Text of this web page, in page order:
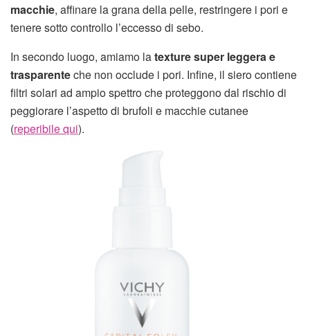
macchie, affinare la grana della pelle, restringere i pori e
tenere sotto controllo l’eccesso di sebo.
In secondo luogo, amiamo latexture super leggera e
trasparenteche non occlude i pori. Infine, il siero contiene
filtri solari ad ampio spettro che proteggono dal rischio di
peggiorare l’aspetto di brufoli e macchie cutanee
(reperibile qui).